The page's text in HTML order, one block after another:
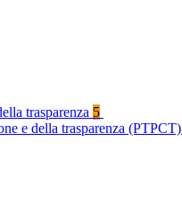
trasparenza 5
e della trasparenza (PTPCT)